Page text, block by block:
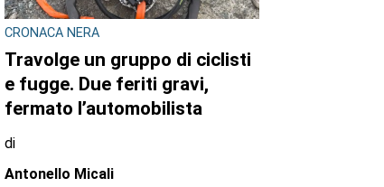
CRONACA NERA
Travolge un gruppo di ciclisti
e fugge. Due feriti gravi,
fermato l’automobilista
di
Antonello Micali